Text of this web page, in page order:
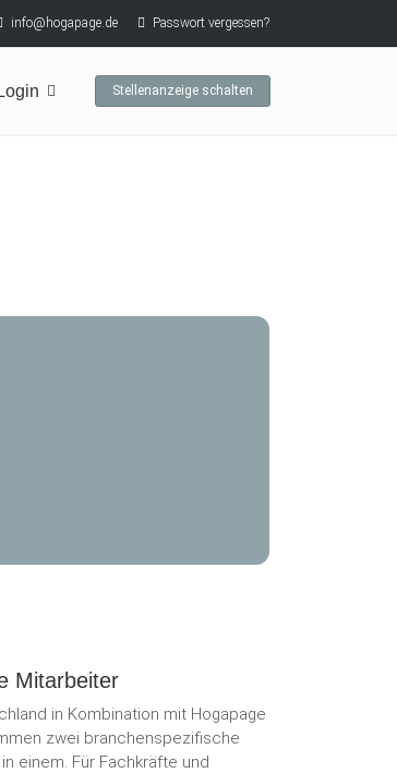
info@hogapage.de Passwort vergessen?
Login Stellenanzeige schalten
Mitarbeiter
in Kombination mit Hogapage
zwei branchenspezifische
einem. Für Fachkräfte und